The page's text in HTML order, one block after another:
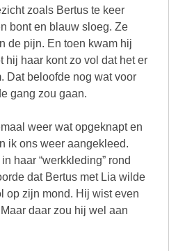
zoals Bertus te keer
bont en blauw sloeg. Ze
de pijn. En toen kwam hij
hij haar kont zo vol dat het er
Dat beloofde nog wat voor
gang zou gaan.
weer wat opgeknapt en
ik ons weer aangekleed.
haar “werkkleding” rond
dat Bertus met Lia wilde
op zijn mond. Hij wist even
daar zou hij wel aan